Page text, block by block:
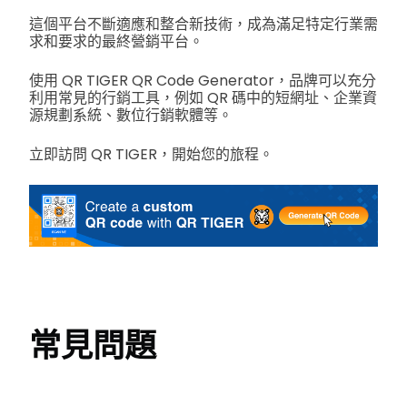
這個平台不斷適應和整合新技術，成為滿足特定行業需
求和要求的最終營銷平台。
使用 QR TIGER QR Code Generator，品牌可以充分
利用常見的行銷工具，例如 QR 碼中的短網址、企業資
源規劃系統、數位行銷軟體等。
立即訪問 QR TIGER，開始您的旅程。
常見問題